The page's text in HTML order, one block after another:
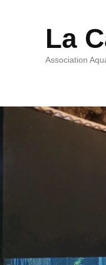
La
Association